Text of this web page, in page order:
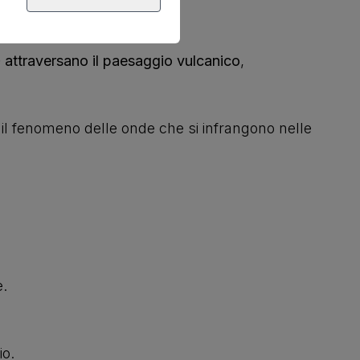
attraversano il paesaggio vulcanico,
fenomeno delle onde che si infrangono nelle